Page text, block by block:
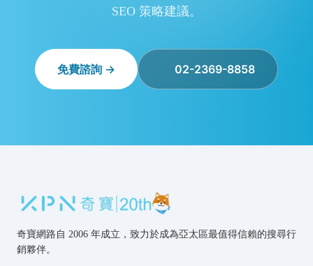
SEO 策略建議。
免費諮詢 → 02-2369-8858
奇寶網路自 2006 年成立，致力於成為亞太區最值得信賴的搜尋行
銷夥伴。